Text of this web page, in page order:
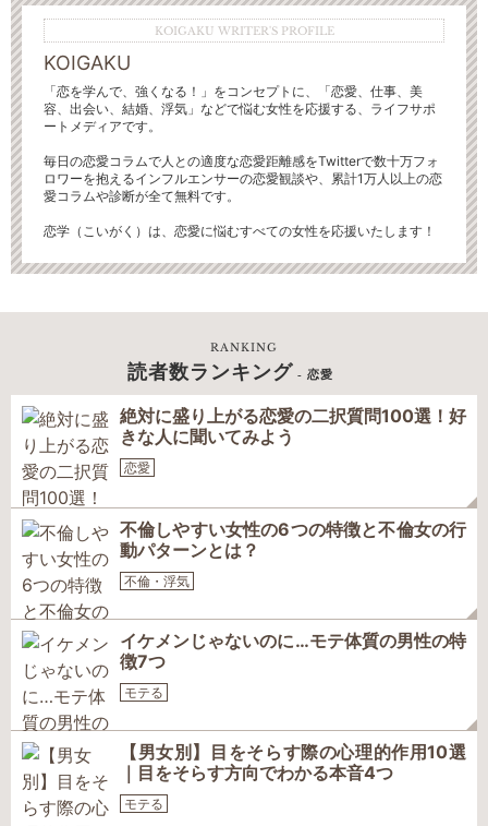
KOIGAKU WRITER'S PROFILE
KOIGAKU
「恋を学んで、強くなる！」をコンセプトに、「恋愛、仕事、美
容、出会い、結婚、浮気」などで悩む女性を応援する、ライフサポ
ートメディアです。
毎日の恋愛コラムで人との適度な恋愛距離感をTwitterで数十万フォ
ロワーを抱えるインフルエンサーの恋愛観談や、累計1万人以上の恋
愛コラムや診断が全て無料です。
恋学（こいがく）は、恋愛に悩むすべての女性を応援いたします！
RANKING
読者数ランキング - 恋愛
絶対に盛り上がる恋愛の二択質問100選！好
きな人に聞いてみよう
恋愛
不倫しやすい女性の6つの特徴と不倫女の行
動パターンとは？
不倫・浮気
イケメンじゃないのに…モテ体質の男性の特
徴7つ
モテる
【男女別】目をそらす際の心理的作用10選
｜目をそらす方向でわかる本音4つ
モテる